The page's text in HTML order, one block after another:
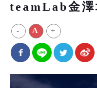
teamLab金澤
- A +